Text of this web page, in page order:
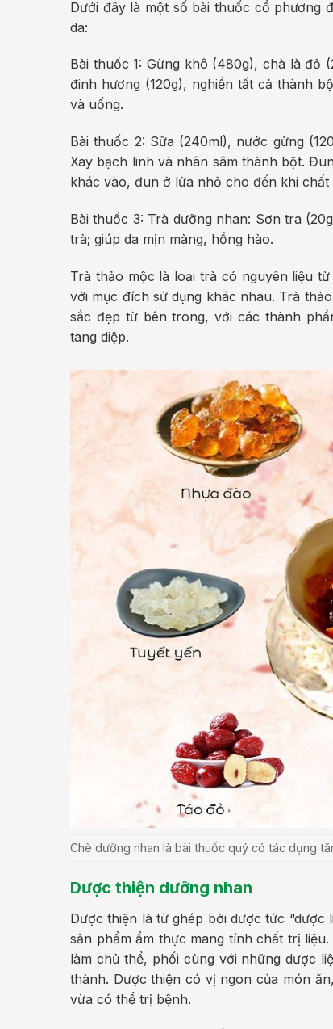
Dưới đây là một số bài thuốc cổ phương
da:
Bài thuốc 1: Gừng khô (480g), chà là đỏ
đinh hương (120g), nghiền tất cả thành
và uống.
Bài thuốc 2: Sữa (240ml), nước gừng
Xay bạch linh và nhân sâm thành bột.
khác vào, đun ở lửa nhỏ cho đến khi
Bài thuốc 3: Trà dưỡng nhan: Sơn tra
trà; giúp da mịn màng, hồng hào.
Trà thảo mộc là loại trà có nguyên liệu
với mục đích sử dụng khác nhau. Trà
sắc đẹp từ bên trong, với các thành
tang diệp.
Chè dưỡng nhan là bài thuốc quý có tác dụng
Dược thiện dưỡng nhan
Dược thiện là từ ghép bởi dược tức “dược
sản phẩm ẩm thực mang tính chất trị
làm chủ thể, phối cùng với những dược
thành. Dược thiện có vị ngon của món
vừa có thể trị bệnh.